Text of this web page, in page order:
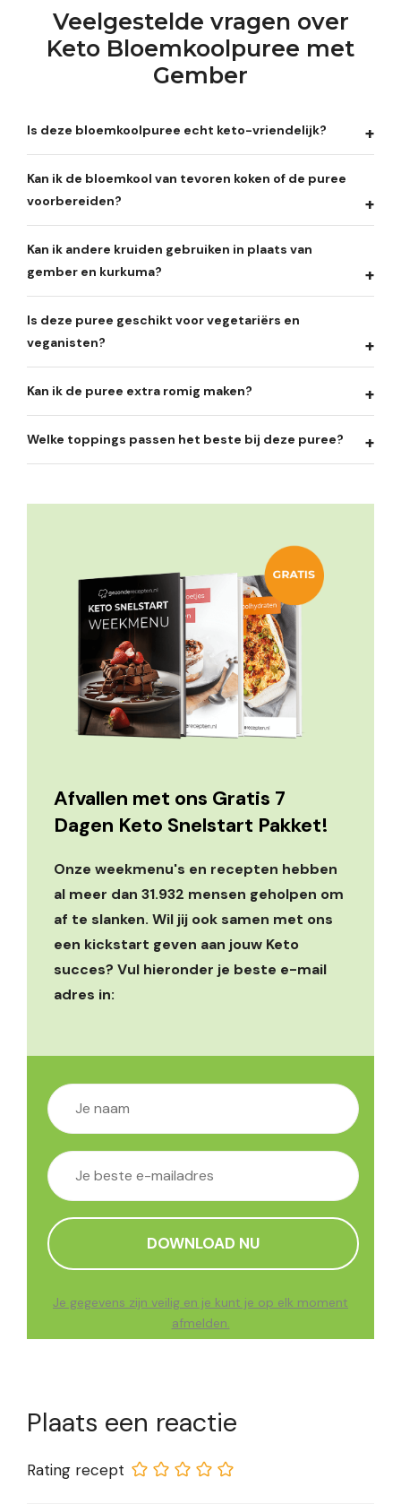
Veelgestelde vragen over
Keto Bloemkoolpuree met
Gember
Is deze bloemkoolpuree echt keto-vriendelijk?
Kan ik de bloemkool van tevoren koken of de puree
voorbereiden?
Kan ik andere kruiden gebruiken in plaats van
gember en kurkuma?
Is deze puree geschikt voor vegetariërs en
veganisten?
Kan ik de puree extra romig maken?
Welke toppings passen het beste bij deze puree?
Afvallen met ons Gratis 7
Dagen Keto Snelstart Pakket!
Onze weekmenu's en recepten hebben
al meer dan 31.932 mensen geholpen om
af te slanken. Wil jij ook samen met ons
een kickstart geven aan jouw Keto
succes? Vul hieronder je beste e-mail
adres in:
Je gegevens zijn veilig en je kunt je op elk moment
afmelden.
Plaats een reactie
Rating recept